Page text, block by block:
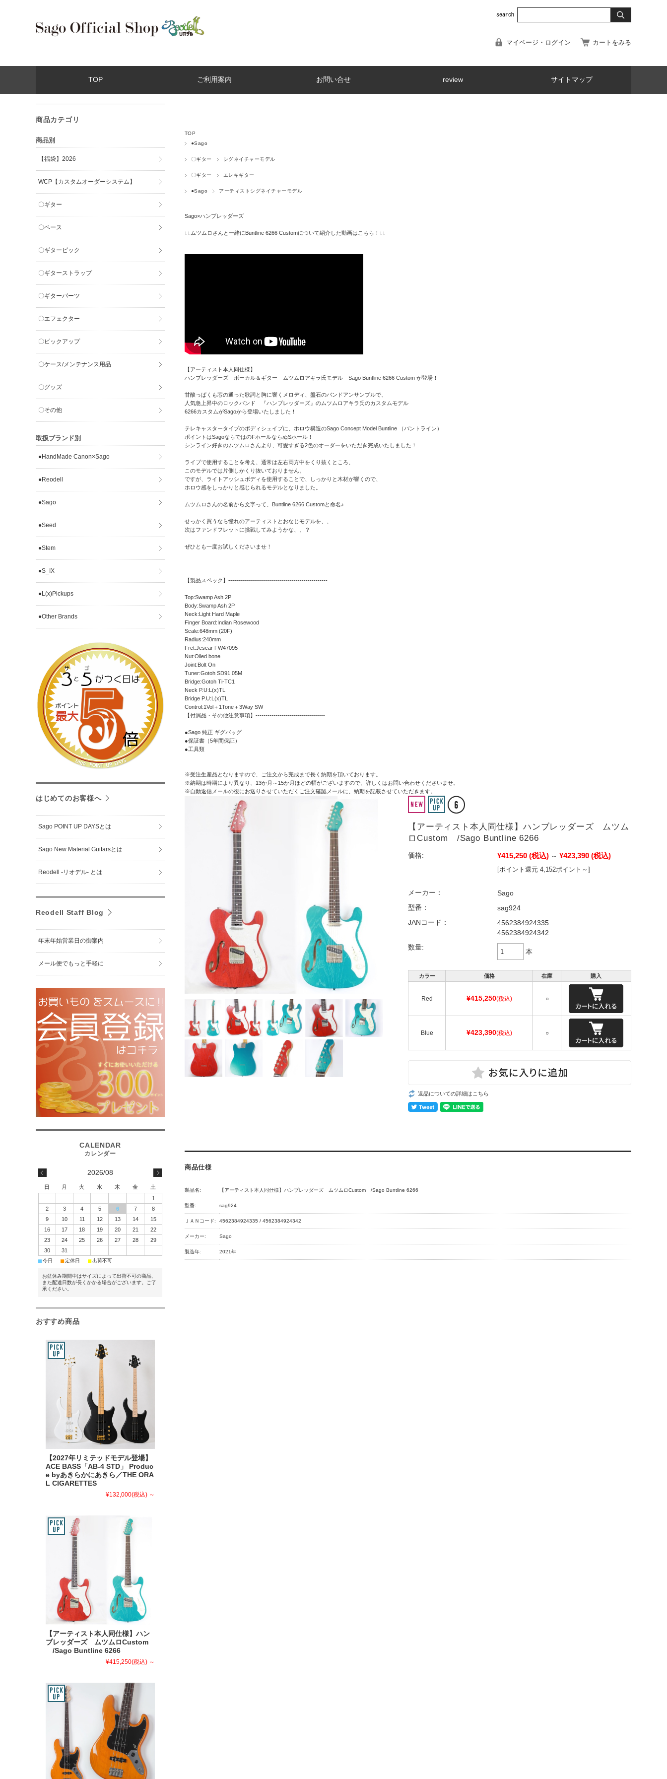
マイページ・ログイン カートをみる
TOP ご利用案内 お問い合せ review サイトマップ
TOP
●Sago
〇ギター シグネイチャーモデル
〇ギター エレキギター
●Sago アーティストシグネイチャーモデル
Sago×ハンブレッダーズ
↓↓ムツムロさんと一緒にBuntline 6266 Customについて紹介した動画はこちら！↓↓
【アーティスト本人同仕様】
ハンブレッダーズ ボーカル＆ギター ムツムロアキラ氏モデル Sago Buntline 6266 Custom が登場！
甘酸っぱくも芯の通った歌詞と胸に響くメロディ、盤石のバンドアンサンブルで、
人気急上昇中のロックバンド 『ハンブレッダーズ』のムツムロアキラ氏のカスタムモデル
6266カスタムがSagoから登場いたしました！
テレキャスタータイプのボディシェイプに、ホロウ構造のSago Concept Model Buntline （バントライン）
ポイントはSagoならではのFホールならぬSホール！
シンライン好きのムツムロさんより、可愛すぎる2色のオーダーをいただき完成いたしました！
ライブで使用することを考え、通常は左右両方中をくり抜くところ、
このモデルでは片側しかくり抜いておりません。
ですが、ライトアッシュボディを使用することで、しっかりと木材が響くので、
ホロウ感をしっかりと感じられるモデルとなりました。
ムツムロさんの名前から文字って、Buntline 6266 Customと命名♪
せっかく買うなら憧れのアーティストとおなじモデルを、、
次はファンドフレットに挑戦してみようかな、、？
ぜひとも一度お試しくださいませ！
【製品スペック】--------------------------------------------------
Top:Swamp Ash 2P
Body:Swamp Ash 2P
Neck:Light Hard Maple
Finger Board:Indian Rosewood
Scale:648mm (20F)
Radius:240mm
Fret:Jescar FW47095
Nut:Oiled bone
Joint:Bolt On
Tuner:Gotoh SD91 05M
Bridge:Gotoh Ti-TC1
Neck P.U:L(x)TL
Bridge P.U:L(x)TL
Control:1Vol＋1Tone＋3Way SW
【付属品・その他注意事項】-----------------------------------
●Sago 純正 ギグバッグ
●保証書（5年間保証）
●工具類
※受注生産品となりますので、ご注文から完成まで長く納期を頂いております。
※納期は時期により異なり、13か月～15か月ほどの幅がございますので、詳しくはお問い合わせくださいませ。
※自動返信メールの後にお送りさせていただくご注文確認メールに、納期を記載させていただきます。
【アーティスト本人同仕様】ハンブレッダーズ ムツム
ロCustom /Sago Buntline 6266
価格: ¥415,250 (税込) ～ ¥423,390 (税込)
[ポイント還元 4,152ポイント～]
メーカー：
Sago
型番：
sag924
JANコード：
4562384924335
4562384924342
数量:
本
カラー 価格 在庫 購入
Red ¥415,250(税込) ○
Blue ¥423,390(税込) ○
返品についての詳細はこちら
商品仕様
製品名: 【アーティスト本人同仕様】ハンブレッダーズ ムツムロCustom /Sago Buntline 6266
型番: sag924
ＪＡＮコード: 4562384924335 / 4562384924342
メーカー: Sago
製造年: 2021年
商品カテゴリ
商品別
【福袋】2026
WCP【カスタムオーダーシステム】
〇ギター
〇ベース
〇ギターピック
〇ギターストラップ
〇ギターパーツ
〇エフェクター
〇ピックアップ
〇ケース/メンテナンス用品
〇グッズ
〇その他
取扱ブランド別
●HandMade Canon×Sago
●Reodell
●Sago
●Seed
●Stem
●S_IX
●L(x)Pickups
●Other Brands
はじめてのお客様へ
Sago POINT UP DAYSとは
Sago New Material Guitarsとは
Reodell -リオデル- とは
Reodell Staff Blog
年末年始営業日の御案内
メール便でもっと手軽に
2026/08
日 月 火 水 木 金
土
1
2
3 4 5 6 7
8
9
10 11 12 13 14
15
16
17 18 19 20 21
22
23
24 25 26 27 28
29
30
31
■今日 ■定休日 ■出荷不可
お盆休み期間中はサイズによって出荷不可の商品、
また配達日数が長くかかる場合がございます。ご了
承ください。
おすすめ商品
【2027年リミテッドモデル登場】
ACE BASS「AB-4 STD」 Produc
e byあきらかにあきら／THE ORA
L CIGARETTES
¥132,000(税込) ～
【アーティスト本人同仕様】ハン
ブレッダーズ ムツムロCustom
/Sago Buntline 6266
¥415,250(税込) ～